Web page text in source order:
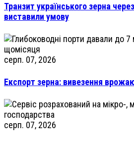
Транзит українського зерна
виставили умову
серп. 07, 2026
Експорт зерна: вивезення
серп. 07, 2026